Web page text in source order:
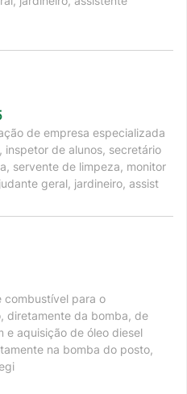
de empresa especializada
de alunos, secretário
servente de limpeza, monitor
geral, jardineiro, assist
para o
diretamente da bomba, de
e aquisição de óleo diesel
na bomba do posto,